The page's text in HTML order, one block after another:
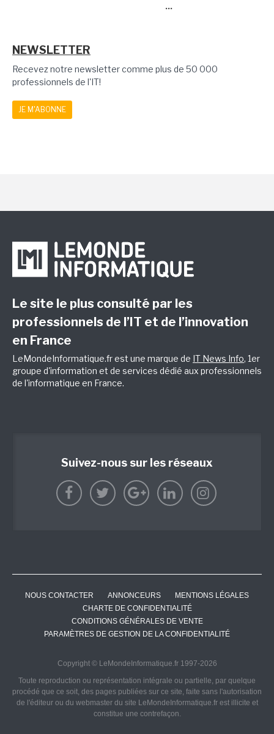
...
NEWSLETTER
Recevez notre newsletter comme plus de 50 000
professionnels de l'IT!
JE M'ABONNE
Le site le plus consulté par les
professionnels de l’IT et de l’innovation
en France
LeMondeInformatique.fr est une marque de IT News Info, 1er
groupe d'information et de services dédié aux professionnels
de l'informatique en France.
Suivez-nous sur les réseaux
NOUS CONTACTER ANNONCEURS
MENTIONS LÉGALES
CHARTE DE CONFIDENTIALITÉ
CONDITIONS GÉNÉRALES DE VENTE
PARAMÈTRES DE GESTION DE LA CONFIDENTIALITÉ
Copyright © LeMondeInformatique.fr 1997-2026
Toute reproduction ou représentation intégrale ou partielle, par quelque
procédé que ce soit, des pages publiées sur ce site, faite sans l'autorisation
de l'éditeur ou du webmaster du site LeMondeInformatique.fr est illicite et
constitue une contrefaçon.